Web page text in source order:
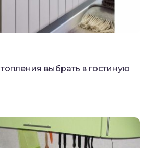
выбрать в гостиную